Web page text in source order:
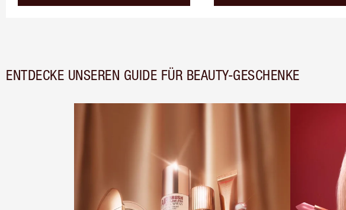
ENTDECKE UNSEREN GUIDE FÜR BEAUTY-GESCHENKE